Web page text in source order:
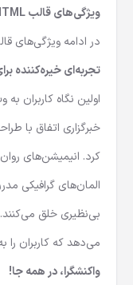
ویژگی‌های قالب HTML خبرگزاری اتفاق
در ادامه ویژگی‌های
تجربه‌ای خیره‌کننده
اولین نگاه کاربران
خبرگزاری اتفاق با
کرد. انیمیشن‌های
المان‌های گرافیکی
بی‌نظیری خلق می‌کنند.
می‌دهد که کاربران را